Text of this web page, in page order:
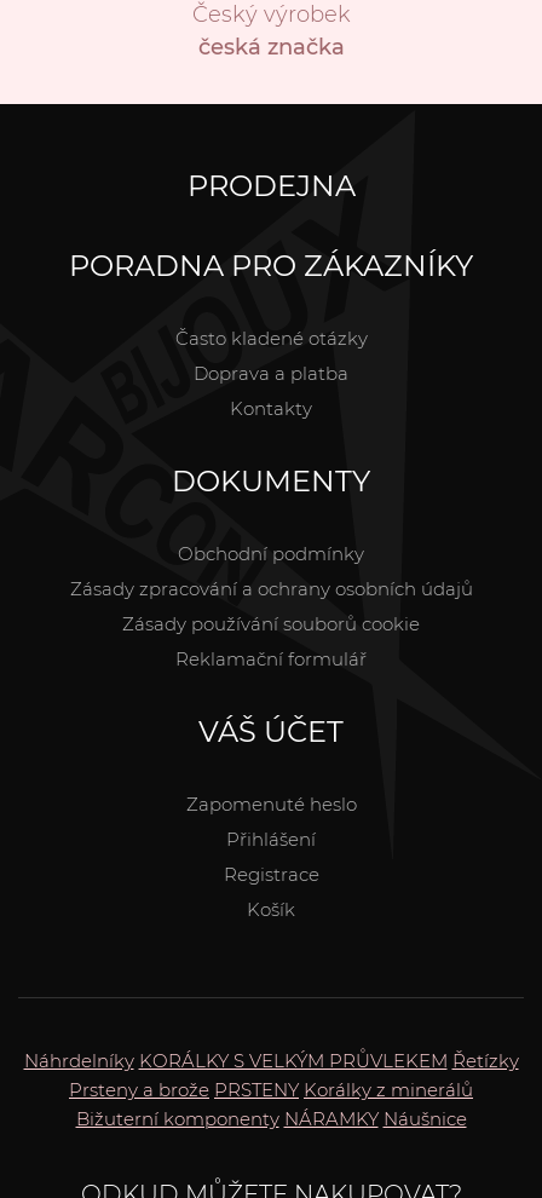
Český výrobek
česká značka
PRODEJNA
PORADNA PRO ZÁKAZNÍKY
Často kladené otázky
Doprava a platba
Kontakty
DOKUMENTY
Obchodní podmínky
Zásady zpracování a ochrany osobních údajů
Zásady používání souborů cookie
Reklamační formulář
VÁŠ ÚČET
Zapomenuté heslo
Přihlášení
Registrace
Košík
Náhrdelníky KORÁLKY S VELKÝM PRŮVLEKEM Řetízky
Prsteny a brože PRSTENY Korálky z minerálů
Bižuterní komponenty NÁRAMKY Náušnice